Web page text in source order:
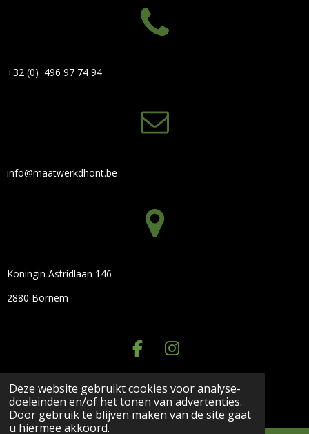
Deze website gebruikt cookies voor analyse-
doeleinden en/of het tonen van advertenties.
Door gebruik te blijven maken van de site gaat
u hiermee akkoord.
+32 (0) 496 97 74 94
info@maatwerkdhont.be
Koningin Astridlaan 146
2880 Bornem
F
A
C
E
B
I
N
S
T
A
© 2023 - 2026 Maatwerk D'hont
Powered byJouwWeb